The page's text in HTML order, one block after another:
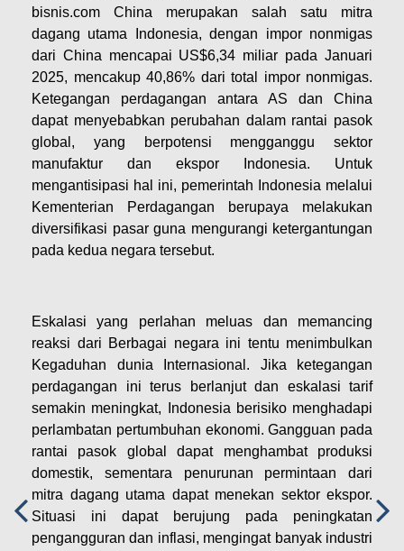
bisnis.com China merupakan salah satu mitra
dagang utama Indonesia, dengan impor nonmigas
dari China mencapai US$6,34 miliar pada Januari
2025, mencakup 40,86% dari total impor nonmigas.
Ketegangan perdagangan antara AS dan China
dapat menyebabkan perubahan dalam rantai pasok
global, yang berpotensi mengganggu sektor
manufaktur dan ekspor Indonesia. Untuk
mengantisipasi hal ini, pemerintah Indonesia melalui
Kementerian Perdagangan berupaya melakukan
diversifikasi pasar guna mengurangi ketergantungan
pada kedua negara tersebut. ​
Eskalasi yang perlahan meluas dan memancing
reaksi dari Berbagai negara ini tentu menimbulkan
Kegaduhan dunia Internasional. Jika ketegangan
perdagangan ini terus berlanjut dan eskalasi tarif
semakin meningkat, Indonesia berisiko menghadapi
perlambatan pertumbuhan ekonomi. Gangguan pada
rantai pasok global dapat menghambat produksi
domestik, sementara penurunan permintaan dari
mitra dagang utama dapat menekan sektor ekspor.
Situasi ini dapat berujung pada peningkatan
pengangguran dan inflasi, mengingat banyak industri